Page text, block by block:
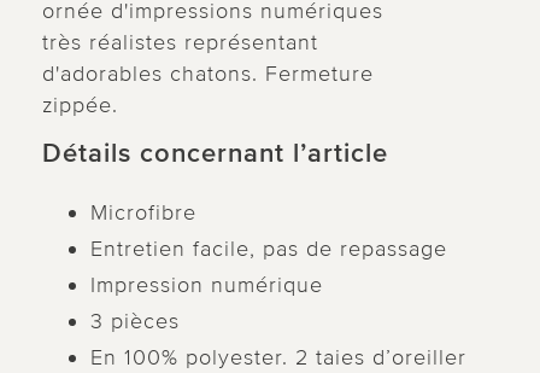
ornée d'impressions numériques
très réalistes représentant
d'adorables chatons. Fermeture
zippée.
Détails concernant l’article
Microfibre
Entretien facile, pas de repassage
Impression numérique
3 pièces
En 100% polyester. 2 taies d’oreiller